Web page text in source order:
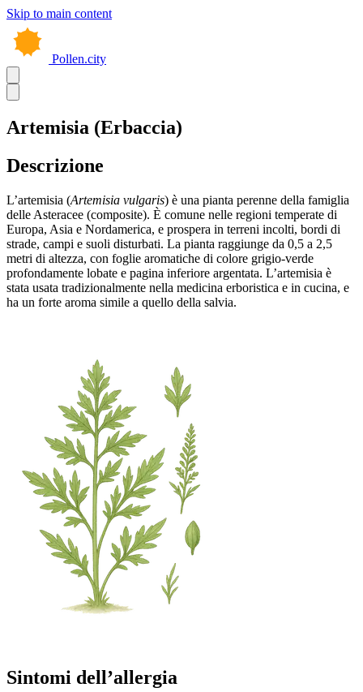
Skip to main content
Pollen.city
Artemisia (Erbaccia)
Descrizione
L’artemisia (Artemisia vulgaris) è una pianta perenne della famiglia
delle Asteracee (composite). È comune nelle regioni temperate di
Europa, Asia e Nordamerica, e prospera in terreni incolti, bordi di
strade, campi e suoli disturbati. La pianta raggiunge da 0,5 a 2,5
metri di altezza, con foglie aromatiche di colore grigio-verde
profondamente lobate e pagina inferiore argentata. L’artemisia è
stata usata tradizionalmente nella medicina erboristica e in cucina, e
ha un forte aroma simile a quello della salvia.
Sintomi dell’allergia